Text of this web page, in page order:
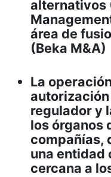
alternativos
área de
(Beka M&A)
La
regulador y
los órganos
compañías,
una entidad
cercana a